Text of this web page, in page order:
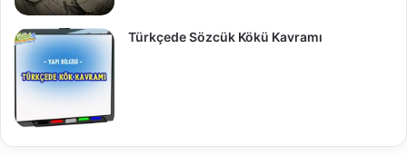
Türkçede Sözcük Kökü Kavramı